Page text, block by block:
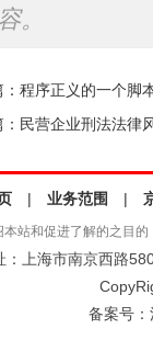
。
程序正义的一个脚
民营企业刑法法律
| 业务范围 |
站和促进了解的之目
：上海市南京西路
备案号：